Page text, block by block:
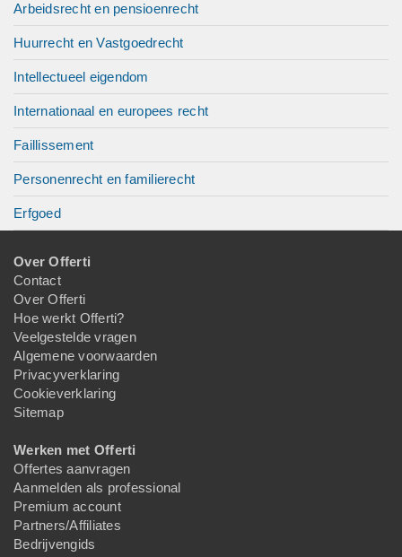
Arbeidsrecht en pensioenrecht
Huurrecht en Vastgoedrecht
Intellectueel eigendom
Internationaal en europees recht
Faillissement
Personenrecht en familierecht
Erfgoed
Over Offerti
Contact
Over Offerti
Hoe werkt Offerti?
Veelgestelde vragen
Algemene voorwaarden
Privacyverklaring
Cookieverklaring
Sitemap
Werken met Offerti
Offertes aanvragen
Aanmelden als professional
Premium account
Partners/Affiliates
Bedrijvengids